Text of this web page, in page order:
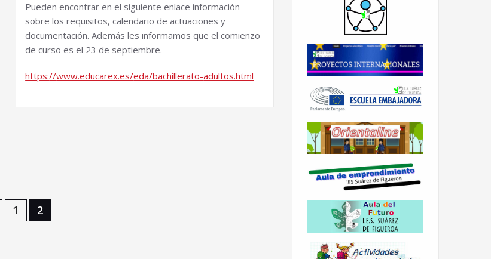
Pueden encontrar en el siguiente enlace información
sobre los requisitos, calendario de actuaciones y
documentación. Además les informamos que el comienzo
de curso es el 23 de septiembre.
https://www.educarex.es/eda/bachillerato-adultos.html
1 2